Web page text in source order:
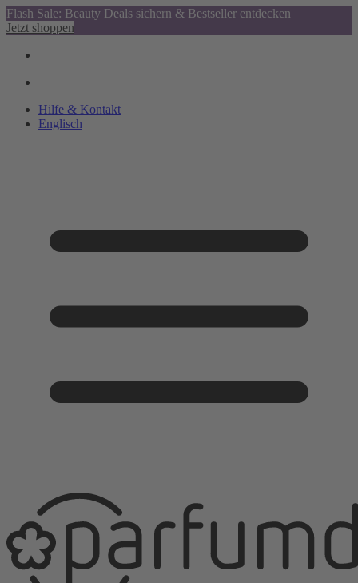
Flash Sale: Beauty Deals sichern & Bestseller entdecken
Jetzt shoppen
Hilfe & Kontakt
Englisch